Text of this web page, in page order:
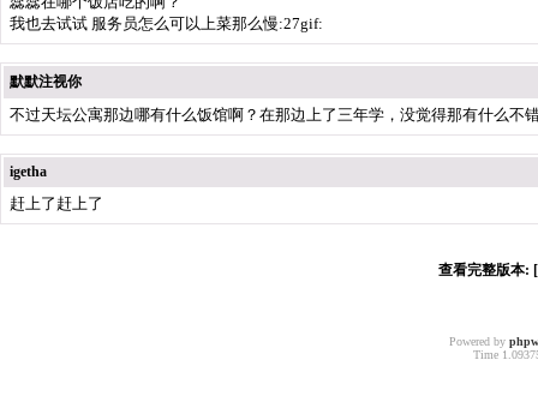
我也去试试 服务员怎么可以上菜那么慢:27gif:
默默注视你
不过天坛公寓那边哪有什么饭馆啊？在那边上了三年学，没觉得那有什么不
igetha
赶上了赶上了
查看完整版本:
Powered by
Time